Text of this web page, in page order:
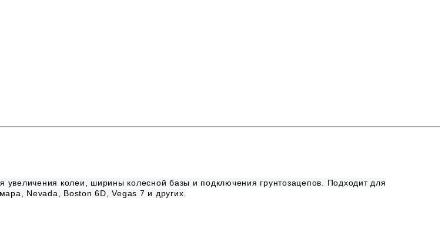
колеи, ширины колесной базы и подключения грунтозацепов. Подходит для
Nevada, Boston 6D, Vegas 7 и других.